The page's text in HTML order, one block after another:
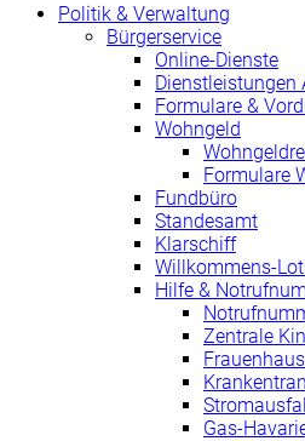
Politik & Verwaltung
Bürgerservice
Online-Dienste
Dienstleistungen
Formulare &
Wohngeld
Formulare
Fundbüro
Standesamt
Klarschiff
Willkommens-
Hilfe &
Zentrale
Gas-